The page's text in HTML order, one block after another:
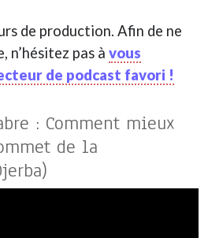
de production. Afin de ne
n’hésitez pas à vous
de podcast favori !
: Comment mieux
de la